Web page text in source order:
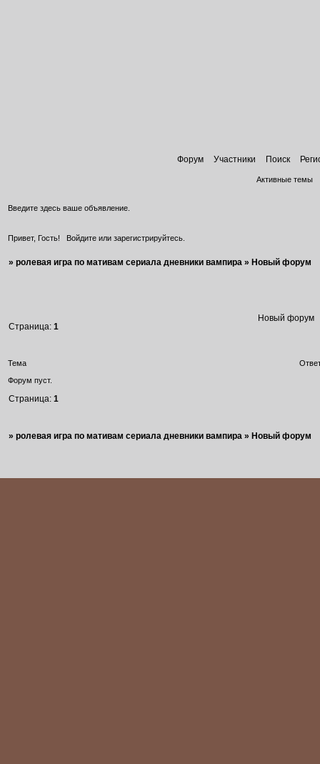
Форум Участники Поиск
Активные темы
Введите здесь ваше объявление.
Привет, Гость! Войдитеили зарегистрируйтесь.
»ролевая игра по мативам сериала дневники вампира » Новый форум
Новый форум
Страница:1
Тема
Форум пуст.
Страница:1
»ролевая игра по мативам сериала дневники вампира »Новый форум